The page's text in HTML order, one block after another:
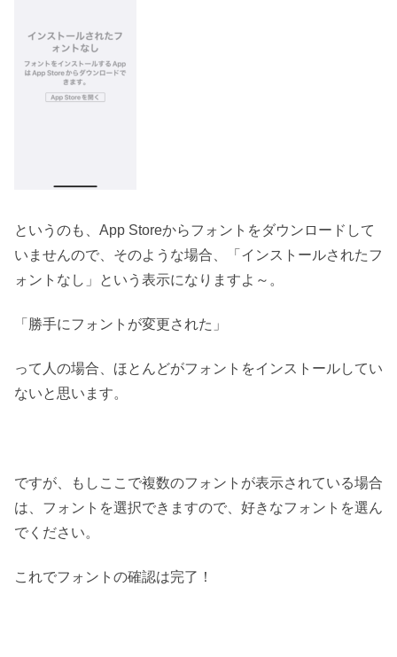
というのも、App Storeからフォントをダウンロードして
いませんので、そのような場合、「インストールされたフ
ォントなし」という表示になりますよ～。
「勝手にフォントが変更された」
って人の場合、ほとんどがフォントをインストールしてい
ないと思います。
ですが、もしここで複数のフォントが表示されている場合
は、フォントを選択できますので、好きなフォントを選ん
でください。
これでフォントの確認は完了！